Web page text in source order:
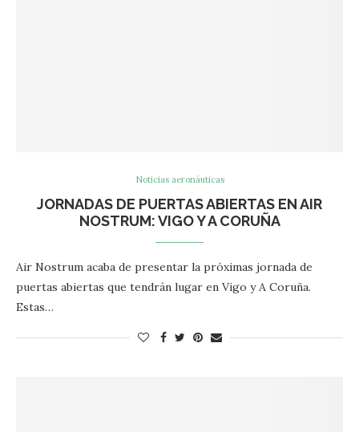
Noticias aeronáuticas
JORNADAS DE PUERTAS ABIERTAS EN AIR
NOSTRUM: VIGO Y A CORUÑA
Air Nostrum acaba de presentar la próximas jornada de
puertas abiertas que tendrán lugar en Vigo y A Coruña.
Estas…